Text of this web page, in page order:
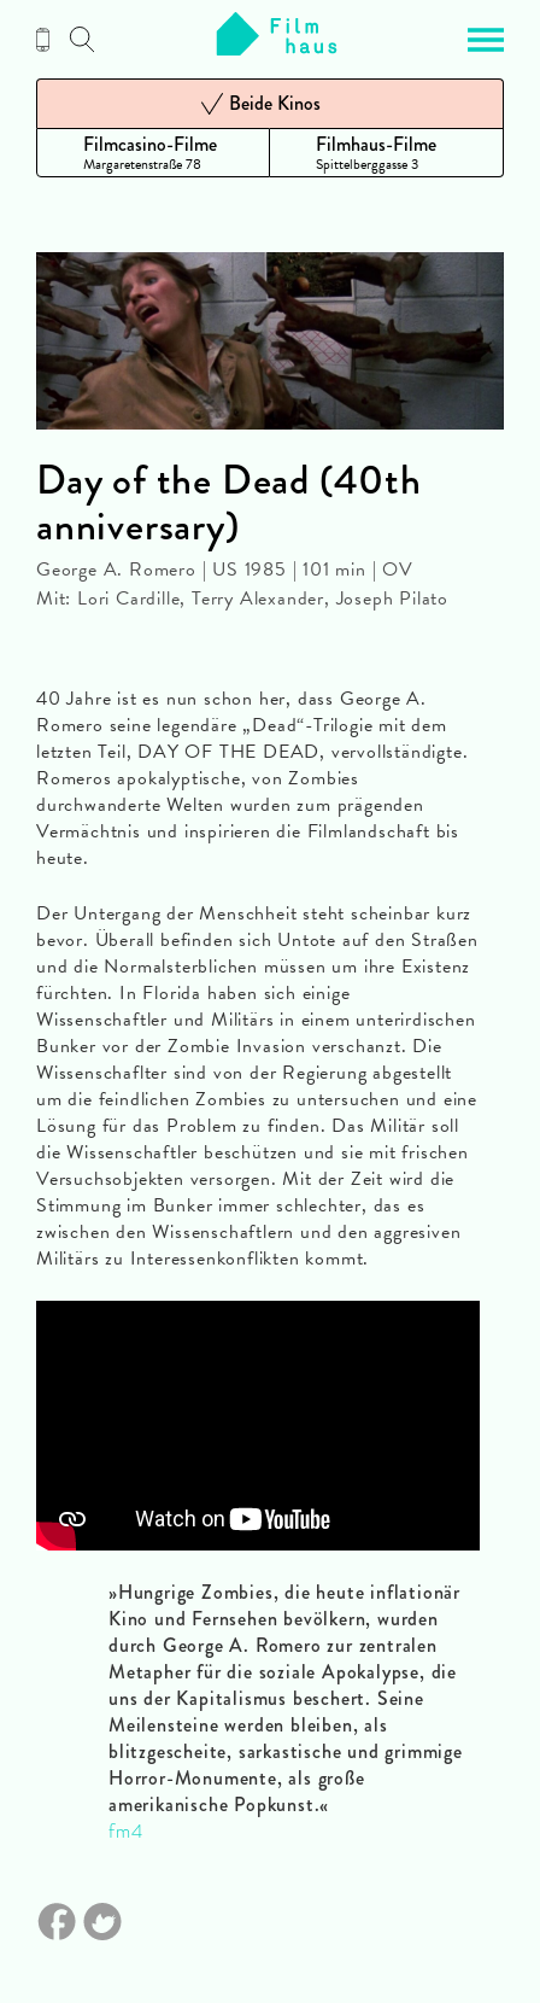
Inhalt
Filmcasino-Filme
Margaretenstraße 78
Beide Kinos
Filmhaus-Filme
Spittelberggasse 3
40 Jahre ist es nun schon her, dass George A.
Romero seine legendäre „Dead“-Trilogie mit dem
letzten Teil, DAY OF THE DEAD, vervollständigte.
Romeros apokalyptische, von Zombies
durchwanderte Welten wurden zum prägenden
Vermächtnis und inspirieren die Filmlandschaft bis
heute.
Der Untergang der Menschheit steht scheinbar kurz
bevor. Überall befinden sich Untote auf den Straßen
und die Normalsterblichen müssen um ihre Existenz
fürchten. In Florida haben sich einige
Wissenschaftler und Militärs in einem unterirdischen
Bunker vor der Zombie Invasion verschanzt. Die
Wissenschaflter sind von der Regierung abgestellt
um die feindlichen Zombies zu untersuchen und eine
Lösung für das Problem zu finden. Das Militär soll
die Wissenschaftler beschützen und sie mit frischen
Versuchsobjekten versorgen. Mit der Zeit wird die
Stimmung im Bunker immer schlechter, das es
zwischen den Wissenschaftlern und den aggresiven
Militärs zu Interessenkonflikten kommt.
»Hungrige Zombies, die heute inflationär
Kino und Fernsehen bevölkern, wurden
durch George A. Romero zur zentralen
Metapher für die soziale Apokalypse, die
uns der Kapitalismus beschert. Seine
Meilensteine werden bleiben, als
blitzgescheite, sarkastische und grimmige
Horror-Monumente, als große
amerikanische Popkunst.«
fm4
Day of the Dead (40th
anniversary)
George A. Romero | US 1985 | 101 min | OV
Mit: Lori Cardille, Terry Alexander, Joseph Pilato